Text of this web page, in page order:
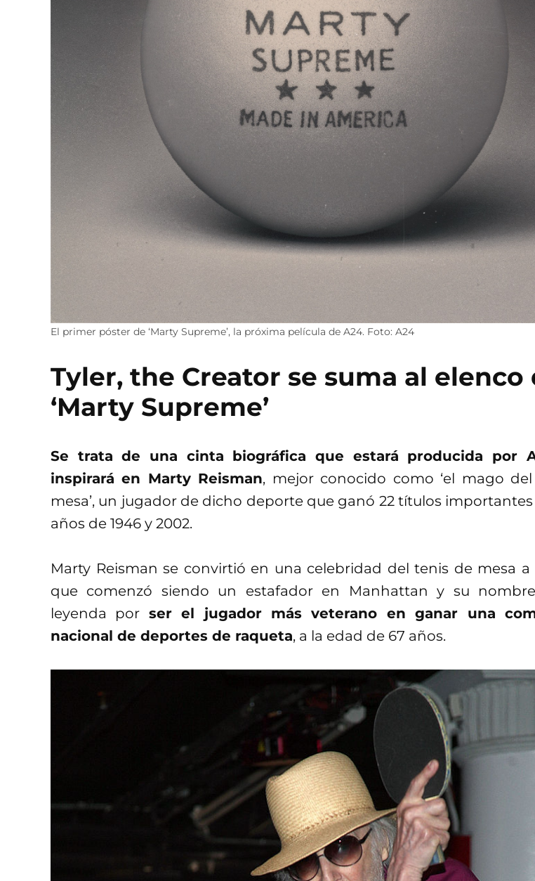
El primer póster de ‘Marty Supreme’, la próxima película de A24. Foto: A24
Tyler, the Creator se suma al elenco
‘Marty Supreme’
Se trata de una cinta biográfica que estará producida por
inspirará en Marty Reisman, mejor conocido como ‘el mago
mesa’, un jugador de dicho deporte que ganó 22 títulos
años de 1946 y 2002.
Marty Reisman se convirtió en una celebridad del tenis de mesa a
que comenzó siendo un estafador en Manhattan y su
leyenda por ser el jugador más veterano en ganar una
nacional de deportes de raqueta, a la edad de 67 años.